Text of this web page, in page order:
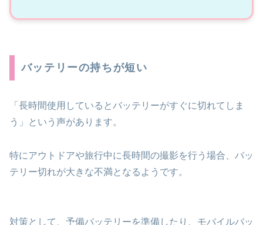
バッテリーの持ちが短い
「長時間使用しているとバッテリーがすぐに切れてしま
う」という声があります。
特にアウトドアや旅行中に長時間の撮影を行う場合、バッ
テリー切れが大きな不満となるようです。
対策として、予備バッテリーを準備したり、モバイルバッ